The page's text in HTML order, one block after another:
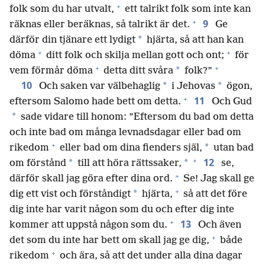
folk som du har utvalt, + ett talrikt folk som inte kan
räknas eller beräknas, så talrikt är det. + 9
Ge
därför din tjänare ett lydigt * hjärta, så att han kan
döma + ditt folk och skilja mellan gott och ont; + för
vem förmår döma + detta ditt svåra * folk?” +
10 Och saken var välbehaglig * i Jehovas * ögon,
eftersom Salomo hade bett om detta. + 11 Och Gud
* sade vidare till honom: ”Eftersom du bad om detta
och inte bad om många levnadsdagar eller bad om
rikedom + eller bad om dina fienders själ, * utan bad
om förstånd * till att höra rättssaker, * + 12
se,
därför skall jag göra efter dina ord. + Se! Jag skall ge
dig ett vist och förståndigt * hjärta, + så att det före
dig inte har varit någon som du och efter dig inte
kommer att uppstå någon som du. + 13
Och även
det som du inte har bett om skall jag ge dig, + både
rikedom + och ära, så att det under alla dina dagar